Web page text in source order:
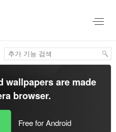
wallpapers are made
browser.
Free for Android